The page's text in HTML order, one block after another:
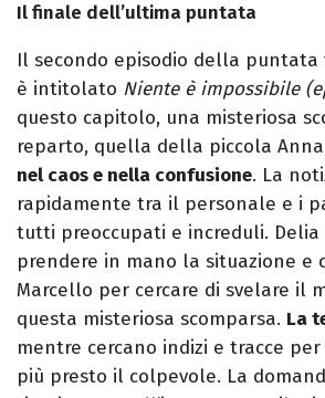
Il finale dell’ultima puntata
Il secondo episodio della puntata
è intitolato Niente è impossibile
questo capitolo, una misteriosa
reparto, quella della piccola
nel caos e nella confusione. La
rapidamente tra il personale e i
tutti preoccupati e increduli. Delia
prendere in mano la situazione e
Marcello per cercare di svelare il
questa misteriosa scomparsa. La
mentre cercano indizi e tracce
più presto il colpevole. La